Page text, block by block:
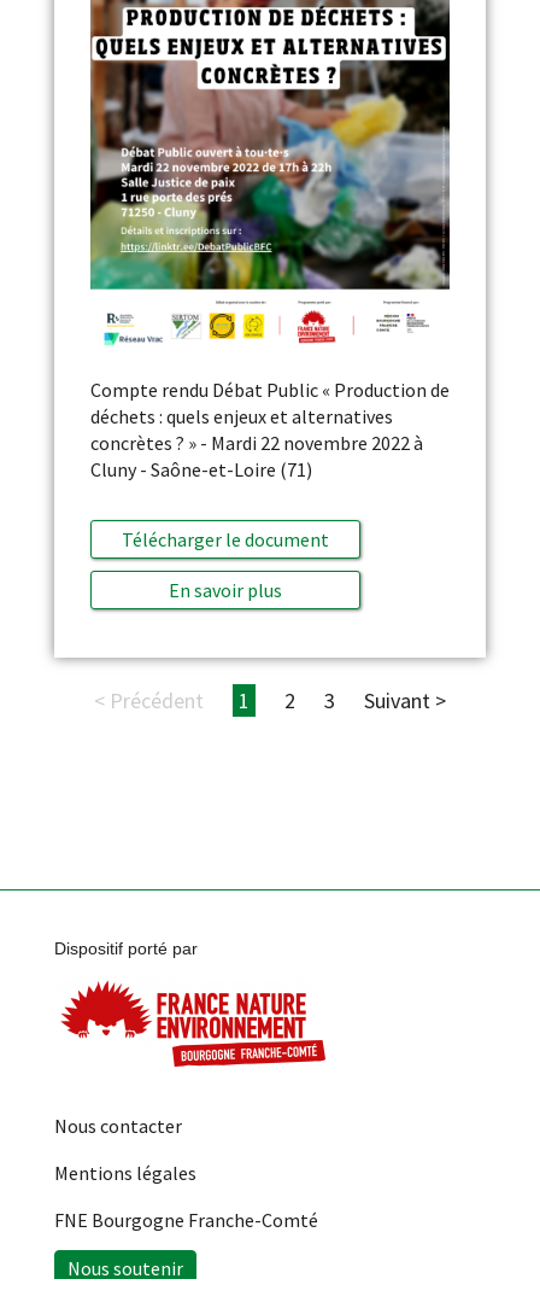
Compte rendu Débat Public « Production de
déchets : quels enjeux et alternatives
concrètes ? » - Mardi 22 novembre 2022 à
Cluny - Saône-et-Loire (71)
Télécharger le document
En savoir plus
< Précédent 1 2 3 Suivant >
Dispositif porté par
Nous contacter
Mentions légales
FNE Bourgogne Franche-Comté
Nous soutenir